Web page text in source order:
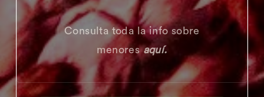
Consulta toda la info sobre
menoresaquí.